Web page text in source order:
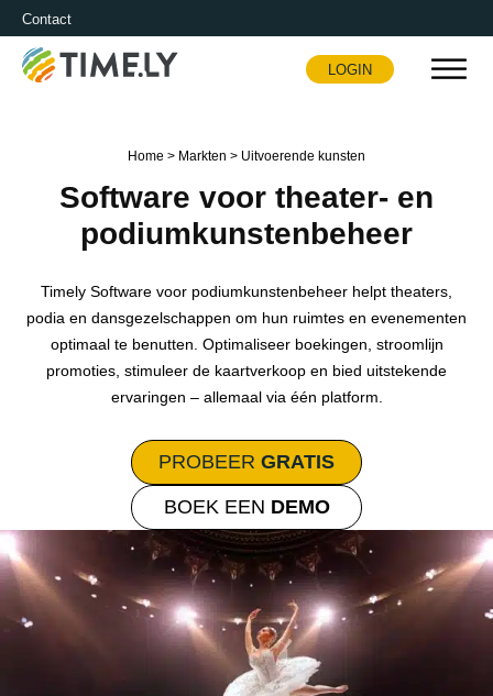
Contact
Timely
LOGIN
Home > Markten > Uitvoerende kunsten
Software voor theater- en
podiumkunstenbeheer
Timely Software voor podiumkunstenbeheer helpt theaters,
podia en dansgezelschappen om hun ruimtes en evenementen
optimaal te benutten. Optimaliseer boekingen, stroomlijn
promoties, stimuleer de kaartverkoop en bied uitstekende
ervaringen – allemaal via één platform.
PROBEER GRATIS
BOEK EEN DEMO